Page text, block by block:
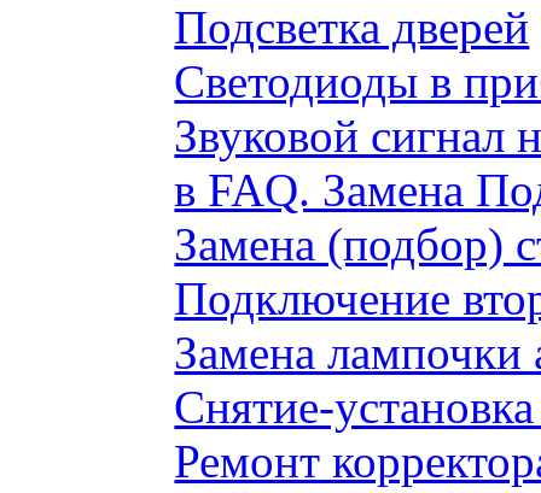
Подсветка дверей
Светодиоды в
Звуковой сигнал
в FAQ. Замена
Замена (подбор)
Подключение
Замена лампочки
Снятие-
Ремонт